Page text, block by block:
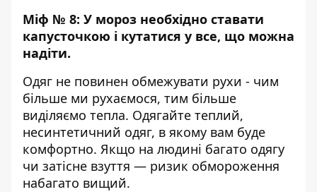
Міф № 8: У мороз необхідно ставати
капусточкою і кутатися у все, що можна
надіти.
Одяг не повинен обмежувати рухи - чим
більше ми рухаємося, тим більше
виділяємо тепла. Одягайте теплий,
несинтетичний одяг, в якому вам буде
комфортно. Якщо на людині багато одягу
чи затісне взуття — ризик обмороження
набагато вищий.